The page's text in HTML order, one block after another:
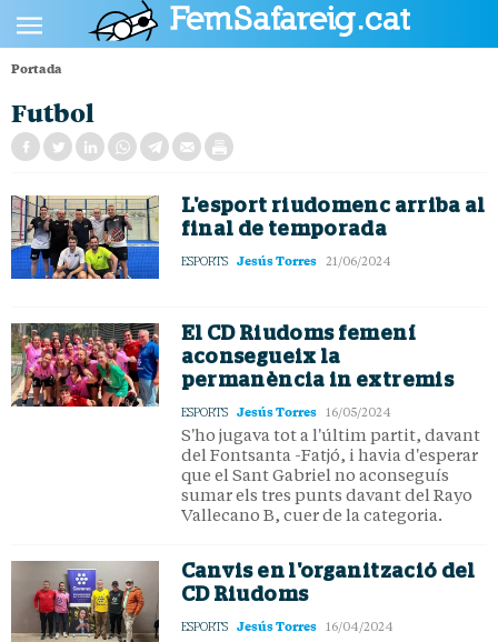
CULTURA
ESPORTS
OPINIÓ
Portada
Futbol
L'esport riudomenc arriba al
final de temporada
ESPORTS Jesús Torres 21/06/2024
El CD Riudoms femení
aconsegueix la
permanència in extremis
ESPORTS Jesús Torres 16/05/2024
S'ho jugava tot a l'últim partit, davant
del Fontsanta -Fatjó, i havia d'esperar
que el Sant Gabriel no aconseguís
sumar els tres punts davant del Rayo
Vallecano B, cuer de la categoria.
Canvis en l'organització del
CD Riudoms
ESPORTS Jesús Torres 16/04/2024